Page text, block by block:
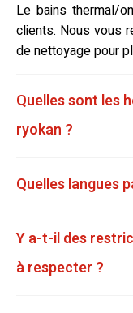
Le bains thermal/
clients. Nous vous
de nettoyage pour
Quelles sont les
ryokan ?
Quelles langues
Y a-t-il des
à respecter ?